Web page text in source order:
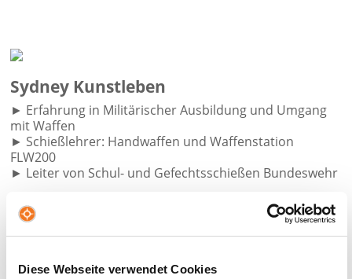
Diese Webseite verwendet Cookies
Sydney Kunstleben
► Erfahrung in Militärischer Ausbildung und Umgang
mit Waffen
► Schießlehrer: Handwaffen und Waffenstation
FLW200
► Leiter von Schul- und Gefechtsschießen Bundeswehr
Martin Voshage